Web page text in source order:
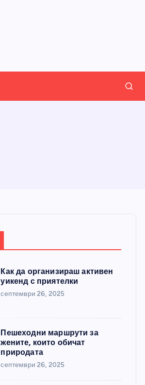
Как да организираш активен
уикенд с приятелки
септември 26, 2025
Пешеходни маршрути за
жените, които обичат
природата
септември 26, 2025